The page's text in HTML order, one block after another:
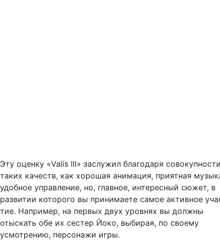
Эту оценку «Valis III» заслужил благодаря
таких качеств, как хорошая анимация, приятная
удобное управ­ление, но, глав­ное, интересный сюжет, в
разви­тии которого вы принимаете самое активное
тие. Например, на первых двух уровнях вы долж­ны
отыскать обе­ их сестер Йоко, выбирая, по сво­ему
усмотрению, персонажи игры.